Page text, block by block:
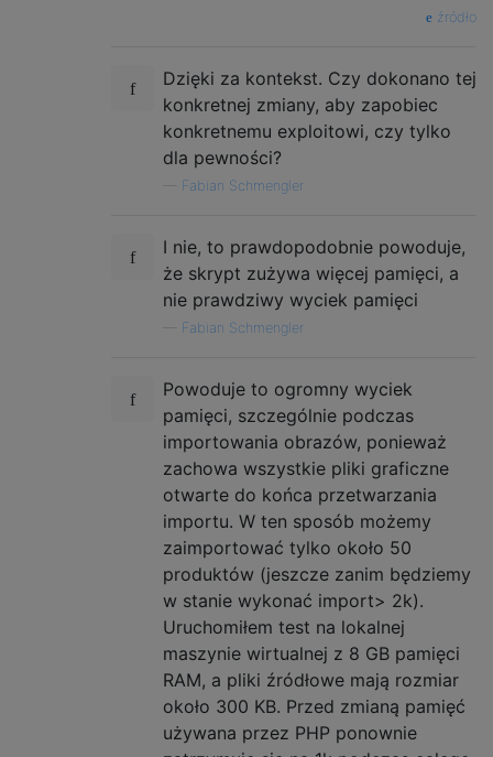
źródło
Dzięki za kontekst. Czy dokonano tej
konkretnej zmiany, aby zapobiec
konkretnemu exploitowi, czy tylko
dla pewności?
Fabian Schmengler
I nie, to prawdopodobnie powoduje,
że skrypt zużywa więcej pamięci, a
nie prawdziwy wyciek pamięci
Fabian Schmengler
Powoduje to ogromny wyciek
pamięci, szczególnie podczas
importowania obrazów, ponieważ
zachowa wszystkie pliki graficzne
otwarte do końca przetwarzania
importu. W ten sposób możemy
zaimportować tylko około 50
produktów (jeszcze zanim będziemy
w stanie wykonać import> 2k).
Uruchomiłem test na lokalnej
maszynie wirtualnej z 8 GB pamięci
RAM, a pliki źródłowe mają rozmiar
około 300 KB. Przed zmianą pamięć
używana przez PHP ponownie